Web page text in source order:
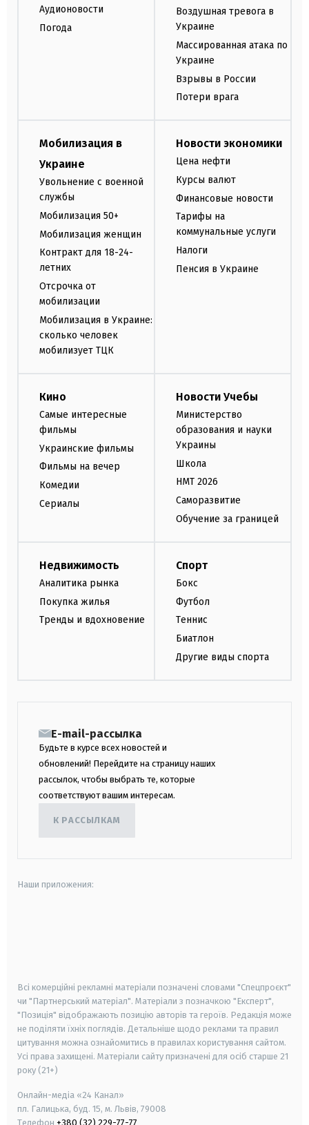
Аудионовости
Погода
Воздушная тревога в
Украине
Массированная атака по
Украине
Взрывы в России
Потери врага
Мобилизация в
Украине
Увольнение с военной
службы
Мобилизация 50+
Мобилизация женщин
Контракт для 18-24-
летних
Отсрочка от
мобилизации
Мобилизация в Украине:
сколько человек
мобилизует ТЦК
Новости экономики
Цена нефти
Курсы валют
Финансовые новости
Тарифы на
коммунальные услуги
Налоги
Пенсия в Украине
Кино
Самые интересные
фильмы
Украинские фильмы
Фильмы на вечер
Комедии
Сериалы
Новости Учебы
Министерство
образования и науки
Украины
Школа
НМТ 2026
Саморазвитие
Обучение за границей
Недвижимость
Аналитика рынка
Покупка жилья
Тренды и вдохновение
Спорт
Бокс
Футбол
Теннис
Биатлон
Другие виды спорта
E-mail-рассылка
Будьте в курсе всех новостей и
обновлений! Перейдите на страницу наших
рассылок, чтобы выбрать те, которые
соответствуют вашим интересам.
К РАССЫЛКАМ
Наши приложения:
Всі комерційні рекламні матеріали позначені словами "Спецпроєкт"
чи "Партнерський матеріал". Матеріали з позначкою "Експерт",
"Позиція" відображають позицію авторів та героїв. Редакція може
не поділяти їхніх поглядів. Детальніше щодо реклами та правил
цитування можна ознайомитись в правилах користування сайтом.
Усі права захищені. Матеріали сайту призначені для осіб старше 21
року (21+)
Онлайн-медіа «24 Канал»
пл. Галицька, буд. 15, м. Львів, 79008
Телефон +380 (32) 229-77-77